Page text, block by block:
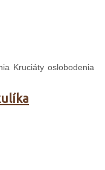
Kruciáty oslobodenia